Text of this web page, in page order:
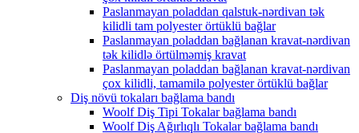
Paslanmayan poladdan qalstuk-nərdivan tək
kilidli tam polyester örtüklü bağlar
Paslanmayan poladdan bağlanan kravat-nərdivan
tək kilidlə örtülməmiş kravat
Paslanmayan poladdan bağlanan kravat-nərdivan
çox kilidli, tamamilə polyester örtüklü bağlar
Diş növü tokaları bağlama bandı
Woolf Diş Tipi Tokalar bağlama bandı
Woolf Diş Ağırlıqlı Tokalar bağlama bandı